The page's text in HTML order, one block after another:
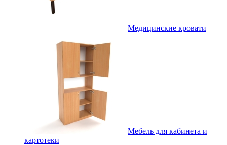
Медицинские кровати
Мебель для кабинета и
картотеки